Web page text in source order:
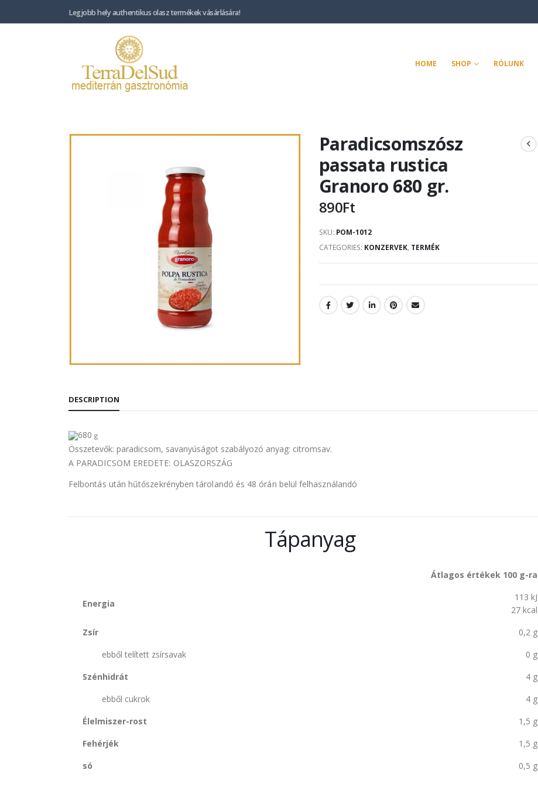
Legjobb hely authentikus olasz termékek vásárlására!
HOME SHOP RÓLUNK
Paradicsomszósz
passata rustica
Granoro 680 gr.
890Ft
SKU: POM-1012
CATEGORIES: KONZERVEK, TERMÉK
DESCRIPTION
680 g
Összetevők: paradicsom, savanyúságot szabályozó anyag: citromsav.
A PARADICSOM EREDETE: OLASZORSZÁG
Felbontás után hűtőszekrényben tárolandó és 48 órán belül felhasználandó
Tápanyag
Átlagos értékek 100 g-ra
Energia
113 kJ
27 kcal
Zsír
0,2 g
ebből telített zsírsavak
0 g
Szénhidrát
4 g
ebből cukrok
4 g
Élelmiszer-rost
1,5 g
Fehérjék
1,5 g
só
0,5 g